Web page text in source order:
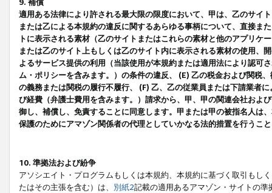
9. 補償
適用ある法律により許される最大限の限度において、甲は、乙のサイ
または乙による本規約の違反に関するあらゆる事柄について、直接ま
トに表示される素材（乙のサイトまたはこれらの素材と他のアプリ
または乙のサイト上もしくは乙のサイト内に表示される素材の使用、
よるサービス提供の利用（当該使用が本規約または適用法により認可
ム・ポリシーを含みます。）の条件の違反、 (E) 乙の税金および関税
の義務または関税の履行不履行、 (F) 乙、乙の従業員または下請業者
び経費（弁護士費用を含みます。）請求から、甲、甲の関連会社およ
御し、補償し、免責することに同意します。甲または甲の被指名人は
保護のためにアマゾン関係者の代理としていかなる法的措置を行うこ
10. 準拠法および紛争
アソシエイト・プログラムもしくは本規約、本規約に基づく取引もし
たはその主張を含む）は、 別紙2記載の適用あるアマゾン・サイトの